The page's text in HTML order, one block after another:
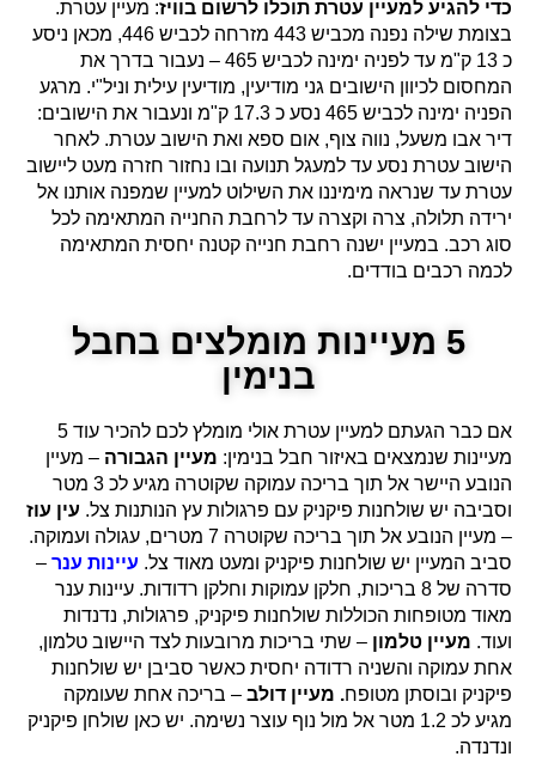
כדי להגיע למעיין עטרת תוכלו לרשום בוויז: מעיין עטרת.
בצומת שילה נפנה מכביש 443 מזרחה לכביש 446, מכאן ניסע
כ 13 ק"מ עד לפניה ימינה לכביש 465 – נעבור בדרך את
המחסום לכיוון הישובים גני מודיעין, מודיעין עילית וניל"י. מרגע
הפניה ימינה לכביש 465 נסע כ 17.3 ק"מ ונעבור את הישובים:
דיר אבו משעל, נווה צוף, אום ספא ואת הישוב עטרת. לאחר
הישוב עטרת נסע עד למעגל תנועה ובו נחזור חזרה מעט ליישוב
עטרת עד שנראה מימיננו את השילוט למעיין שמפנה אותנו אל
ירידה תלולה, צרה וקצרה עד לרחבת החנייה המתאימה לכל
סוג רכב. במעיין ישנה רחבת חנייה קטנה יחסית המתאימה
לכמה רכבים בודדים.
5 מעיינות מומלצים בחבל
בנימין
אם כבר הגעתם למעיין עטרת אולי מומלץ לכם להכיר עוד 5
מעיינות שנמצאים באיזור חבל בנימין: מעיין הגבורה – מעיין
הנובע היישר אל תוך בריכה עמוקה שקוטרה מגיע לכ 3 מטר
וסביבה יש שולחנות פיקניק עם פרגולות עץ הנותנות צל. עין עוז
– מעיין הנובע אל תוך בריכה שקוטרה 7 מטרים, עגולה ועמוקה.
סביב המעיין יש שולחנות פיקניק ומעט מאוד צל. עיינות ענר –
סדרה של 8 בריכות, חלקן עמוקות וחלקן רדודות. עיינות ענר
מאוד מטופחות הכוללות שולחנות פיקניק, פרגולות, נדנדות
ועוד. מעיין טלמון – שתי בריכות מרובעות לצד היישוב טלמון,
אחת עמוקה והשניה רדודה יחסית כאשר סביבן יש שולחנות
פיקניק ובוסתן מטופח. מעיין דולב – בריכה אחת שעומקה
מגיע לכ 1.2 מטר אל מול נוף עוצר נשימה. יש כאן שולחן פיקניק
ונדנדה.